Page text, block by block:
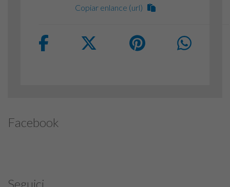
Copiar enlance (url)
Facebook
Seguici